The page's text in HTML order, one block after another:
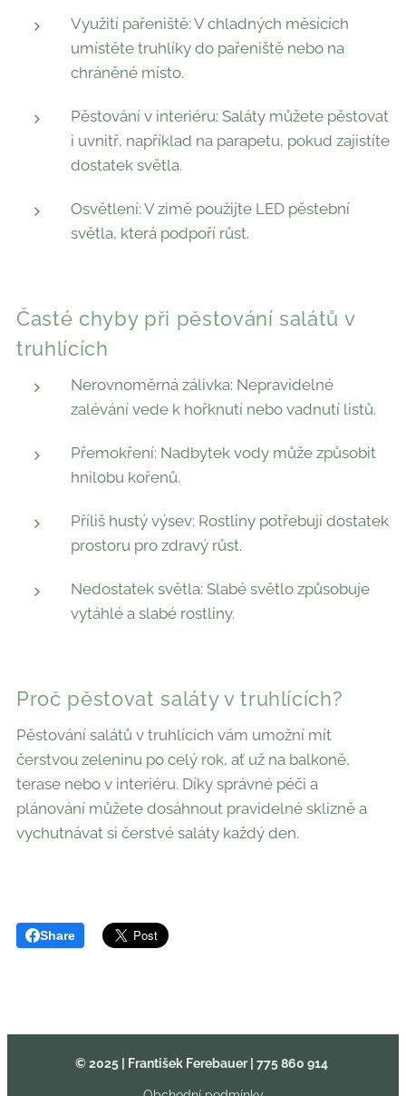
Využití pařeniště: V chladných měsících
umístěte truhlíky do pařeniště nebo na
chráněné místo.
Pěstování v interiéru: Saláty můžete pěstovat
i uvnitř, například na parapetu, pokud zajistíte
dostatek světla.
Osvětlení: V zimě použijte LED pěstební
světla, která podpoří růst.
Časté chyby při pěstování salátů v
truhlících
Nerovnoměrná zálivka: Nepravidelné
zalévání vede k hořknutí nebo vadnutí listů.
Přemokření: Nadbytek vody může způsobit
hnilobu kořenů.
Příliš hustý výsev: Rostliny potřebují dostatek
prostoru pro zdravý růst.
Nedostatek světla: Slabé světlo způsobuje
vytáhlé a slabé rostliny.
Proč pěstovat saláty v truhlících?
Pěstování salátů v truhlících vám umožní mít
čerstvou zeleninu po celý rok, ať už na balkoně,
terase nebo v interiéru. Díky správné péči a
plánování můžete dosáhnout pravidelné sklizně a
vychutnávat si čerstvé saláty každý den.
Share
© 2025 | František Ferebauer | 775 860 914